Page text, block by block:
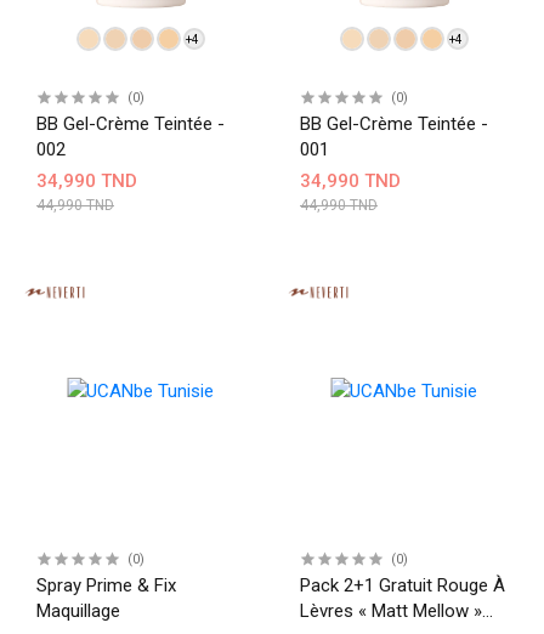
+4
(0)
BB Gel-Crème Teintée -
002
34,990 TND
44,990 TND
+4
(0)
BB Gel-Crème Teintée -
001
34,990 TND
44,990 TND
(0)
Spray Prime & Fix
Maquillage
(0)
Pack 2+1 Gratuit Rouge À
Lèvres « Matt Mellow »